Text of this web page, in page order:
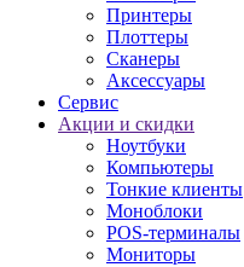
Принтеры
Плоттеры
Сканеры
Аксессуары
Сервис
Акции и скидки
Ноутбуки
Компьютеры
Тонкие клиенты
Моноблоки
POS-терминалы
Мониторы